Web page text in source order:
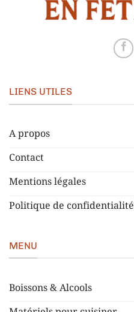
LIENS UTILES
A propos
Contact
Mentions légales
Politique de confidentialité
MENU
Boissons & Alcools